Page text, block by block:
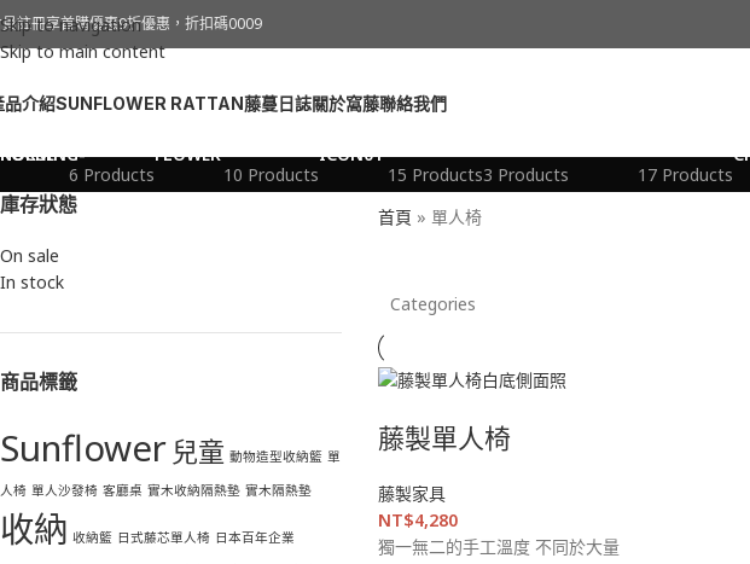
Skip to navigation
Skip to main content
註冊享首購優惠9折優惠，折扣碼0009
品介紹SUNFLOWER RATTAN藤蔓日誌關於窩藤聯絡我們
單人椅
6 Products
10 Products
15 Products3 Products
17 Products
庫存狀態
On sale
In stock
商品標籤
Sunflower 兒童 動物造型收納籃 單
人椅 單人沙發椅 客廳桌 實木收納隔熱墊 實木隔熱墊
收納 收納籃 日式藤芯單人椅 日本百年企業
首頁 » 單人椅
Categories
藤製單人椅
藤製家具
NT$4,280
獨一無二的手工溫度 不同於大量